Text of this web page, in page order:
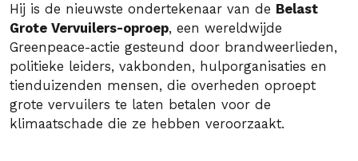
Hij is de nieuwste ondertekenaar van de Belast
Grote Vervuilers-oproep, een wereldwijde
Greenpeace-actie gesteund door brandweerlieden,
politieke leiders, vakbonden, hulporganisaties en
tienduizenden mensen, die overheden oproept
grote vervuilers te laten betalen voor de
klimaatschade die ze hebben veroorzaakt.